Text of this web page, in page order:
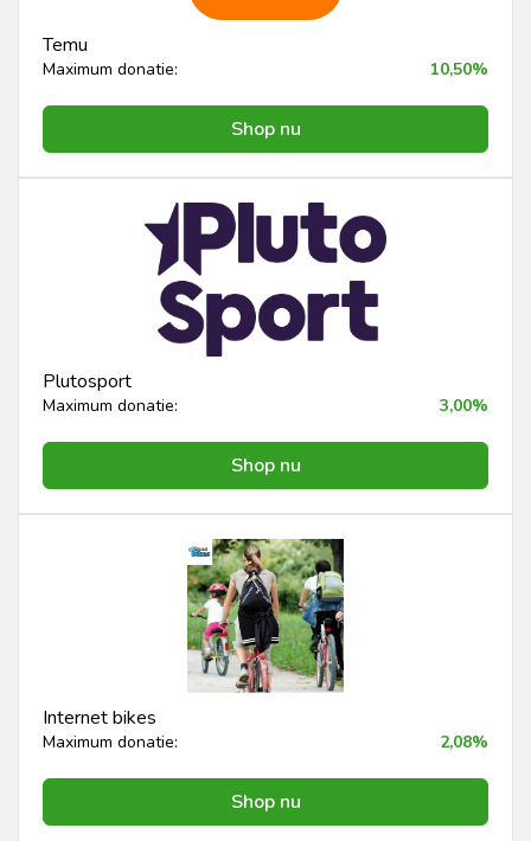
Temu
Maximum donatie: 10,50%
Shop nu
Plutosport
Maximum donatie: 3,00%
Shop nu
Internet bikes
Maximum donatie: 2,08%
Shop nu